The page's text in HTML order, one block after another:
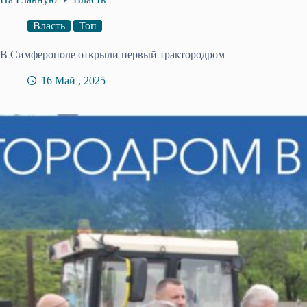
Власть Топ
В Симферополе открыли первый трактородром
16 Май , 2025